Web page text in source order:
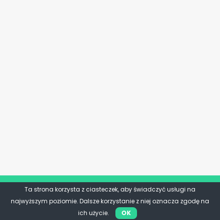
Ta strona korzysta z ciasteczek, aby świadczyć usługi na
najwyższym poziomie. Dalsze korzystanie z niej oznacza zgodę na
ich użycie.
OK